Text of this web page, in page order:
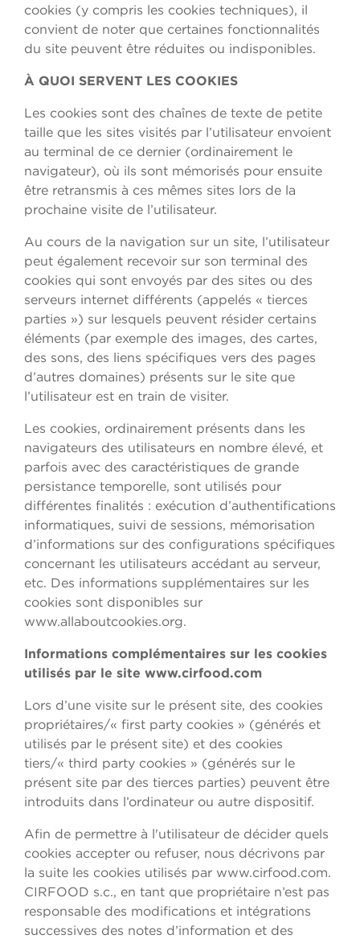
cookies (y compris les cookies techniques), il
convient de noter que certaines fonctionnalités
du site peuvent être réduites ou indisponibles.
À QUOI SERVENT LES COOKIES
Les cookies sont des chaînes de texte de petite
taille que les sites visités par l’utilisateur envoient
au terminal de ce dernier (ordinairement le
navigateur), où ils sont mémorisés pour ensuite
être retransmis à ces mêmes sites lors de la
prochaine visite de l’utilisateur.
Au cours de la navigation sur un site, l’utilisateur
peut également recevoir sur son terminal des
cookies qui sont envoyés par des sites ou des
serveurs internet différents (appelés « tierces
parties ») sur lesquels peuvent résider certains
éléments (par exemple des images, des cartes,
des sons, des liens spécifiques vers des pages
d’autres domaines) présents sur le site que
l’utilisateur est en train de visiter.
Les cookies, ordinairement présents dans les
navigateurs des utilisateurs en nombre élevé, et
parfois avec des caractéristiques de grande
persistance temporelle, sont utilisés pour
différentes finalités : exécution d’authentifications
informatiques, suivi de sessions, mémorisation
d’informations sur des configurations spécifiques
concernant les utilisateurs accédant au serveur,
etc. Des informations supplémentaires sur les
cookies sont disponibles sur
www.allaboutcookies.org.
Informations complémentaires sur les cookies
utilisés par le site www.cirfood.com
Lors d’une visite sur le présent site, des cookies
propriétaires/« first party cookies » (générés et
utilisés par le présent site) et des cookies
tiers/« third party cookies » (générés sur le
présent site par des tierces parties) peuvent être
introduits dans l’ordinateur ou autre dispositif.
Afin de permettre à l'utilisateur de décider quels
cookies accepter ou refuser, nous décrivons par
la suite les cookies utilisés par www.cirfood.com.
CIRFOOD s.c., en tant que propriétaire n’est pas
responsable des modifications et intégrations
successives des notes d’information et des